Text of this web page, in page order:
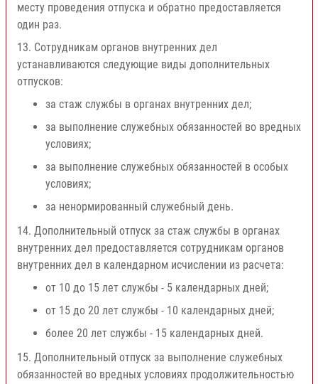
месту проведения отпуска и обратно предоставляется
один раз.
13. Сотрудникам органов внутренних дел
устанавливаются следующие виды дополнительных
отпусков:
за стаж службы в органах внутренних дел;
за выполнение служебных обязанностей во вредных
условиях;
за выполнение служебных обязанностей в особых
условиях;
за ненормированный служебный день.
14. Дополнительный отпуск за стаж службы в органах
внутренних дел предоставляется сотрудникам органов
внутренних дел в календарном исчислении из расчета:
от 10 до 15 лет службы - 5 календарных дней;
от 15 до 20 лет службы - 10 календарных дней;
более 20 лет службы - 15 календарных дней.
15. Дополнительный отпуск за выполнение служебных
обязанностей во вредных условиях продолжительностью